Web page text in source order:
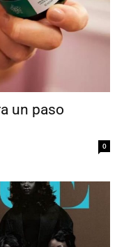
un paso
0